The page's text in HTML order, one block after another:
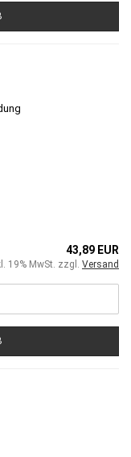
43,89 EUR
19% MwSt. zzgl. Versand